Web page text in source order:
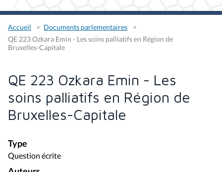
Accueil
Documents parlementaires
QE 223 Ozkara Emin - Les soins palliatifs en Région de
Bruxelles-Capitale
QE 223 Ozkara Emin - Les
soins palliatifs en Région de
Bruxelles-Capitale
Type
Question écrite